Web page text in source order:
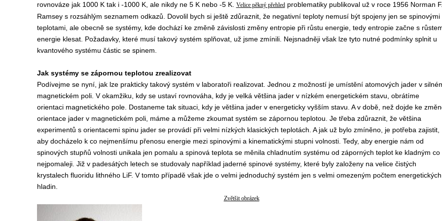
rovnováze jak 1000 K tak i -1000 K, ale nikdy ne 5 K nebo -5 K. Velice pěkný přehledproblematiky publikoval už v roce 1956 Norman F.
Ramsey s rozsáhlým seznamem odkazů. Dovolil bych si ještě zdůraznit, že negativní teploty nemusí být spojeny jen se spinovými
teplotami, ale obecně se systémy, kde dochází ke změně závislosti změny entropie při růstu energie, tedy entropie začne s
energie klesat. Požadavky, které musí takový systém splňovat, už jsme zmínili. Nejsnadněji však lze tyto nutné podmínky splnit u
kvantového systému částic se spinem.
Jak systémy se zápornou teplotou zrealizovat
Podívejme se nyní, jak lze prakticky takový systém v laboratoři realizovat. Jednou z možností je umístění atomových jader v
magnetickém poli. V okamžiku, kdy se ustaví rovnováha, kdy je velká většina jader v nízkém energetickém stavu, obrátíme
orientaci magnetického pole. Dostaneme tak situaci, kdy je většina jader v energeticky vyšším stavu. A v době, než dojde ke
orientace jader v magnetickém poli, máme a můžeme zkoumat systém se zápornou teplotou. Je třeba zdůraznit, že většina
experimentů s orientacemi spinu jader se provádí při velmi nízkých klasických teplotách. A jak už bylo zmíněno, je potřeba zajistit,
aby docházelo k co nejmenšímu přenosu energie mezi spinovými a kinematickými stupni volnosti. Tedy, aby energie nám od
spinových stupňů volnosti unikala jen pomalu a spinová teplota se měnila chladnutím systému od záporných teplot ke kladným co
nejpomaleji. Již v padesátých letech se studovaly například jaderné spinové systémy, které byly založeny na velice čistých
krystalech fluoridu lithného LiF. V tomto případě však jde o velmi jednoduchý systém jen s velmi omezeným počtem energetických
hladin.
Zvětšit obrázek